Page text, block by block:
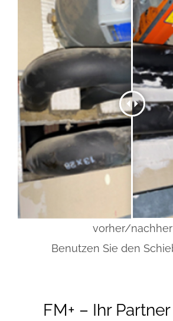
vorher/nachher
Benutzen Sie den
FM+ – Ihr